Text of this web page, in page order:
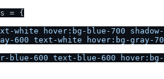
= {
white hover:bg-blue-700
600 text-white hover:bg-gray-
blue-600 text-blue-600